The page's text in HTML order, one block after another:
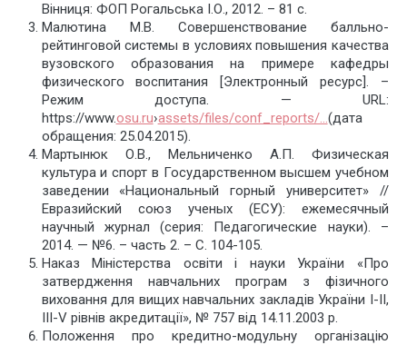
Вінниця: ФОП Рогальська І.О., 2012. – 81 с.
Малютина М.В. Совершенствование балльно-
рейтинговой системы в условиях повышения качества
вузовского образования на примере кафедры
физического воспитания [Электронный ресурс]. –
Режим доступа. — URL:
https://www.osu.ru›assets/files/conf_reports/…(дата
обращения: 25.04.2015).
Мартынюк О.В., Мельниченко А.П. Физическая
культура и спорт в Государственном высшем учебном
заведении «Национальный горный университет» //
Евразийский союз ученых (ЕСУ): ежемесячный
научный журнал (серия: Педагогические науки). –
2014. — №6. – часть 2. – С. 104-105.
Наказ Міністерства освіти і науки України «Про
затвердження навчальних програм з фізичного
виховання для вищих навчальних закладів України І-ІІ,
ІІІ-V рівнів акредитації», № 757 від 14.11.2003 р.
Положення про кредитно-модульну організацію